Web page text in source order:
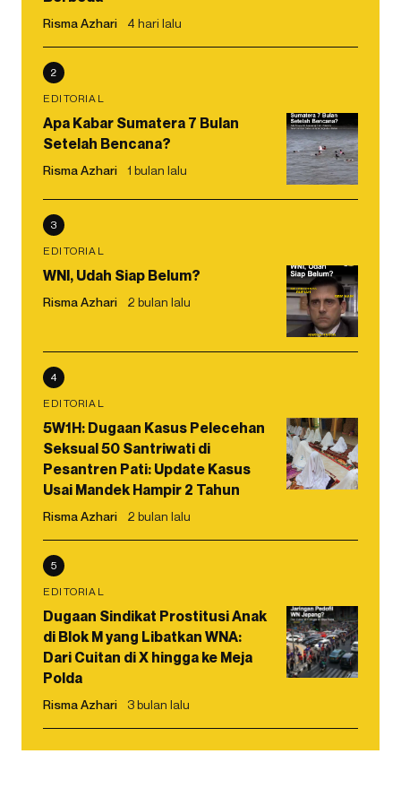
Risma Azhari 4 hari lalu
2
EDITORIAL
Apa Kabar Sumatera 7 Bulan
Setelah Bencana?
Risma Azhari 1 bulan lalu
3
EDITORIAL
WNI, Udah Siap Belum?
Risma Azhari 2 bulan lalu
4
EDITORIAL
5W1H: Dugaan Kasus Pelecehan
Seksual 50 Santriwati di
Pesantren Pati: Update Kasus
Usai Mandek Hampir 2 Tahun
Risma Azhari 2 bulan lalu
5
EDITORIAL
Dugaan Sindikat Prostitusi Anak
di Blok M yang Libatkan WNA:
Dari Cuitan di X hingga ke Meja
Polda
Risma Azhari 3 bulan lalu